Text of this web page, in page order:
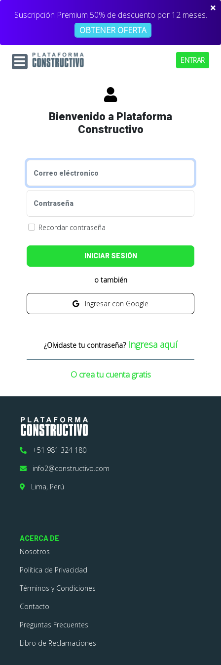
Suscripción Premium 50% de descuento por 12 meses.
OBTENER OFERTA
ENTRAR
Bienvenido a Plataforma
Constructivo
Recordar contraseña
INICIAR SESIÓN
o también
Ingresar con Google
¿Olvidaste tu contraseña? Ingresa aquí
O crea tu cuenta gratis
+51 981 324 180
info2@constructivo.com
Lima, Perú
ACERCA DE
Nosotros
Política de Privacidad
Términos y Condiciones
Contacto
Preguntas Frecuentes
Libro de Reclamaciones